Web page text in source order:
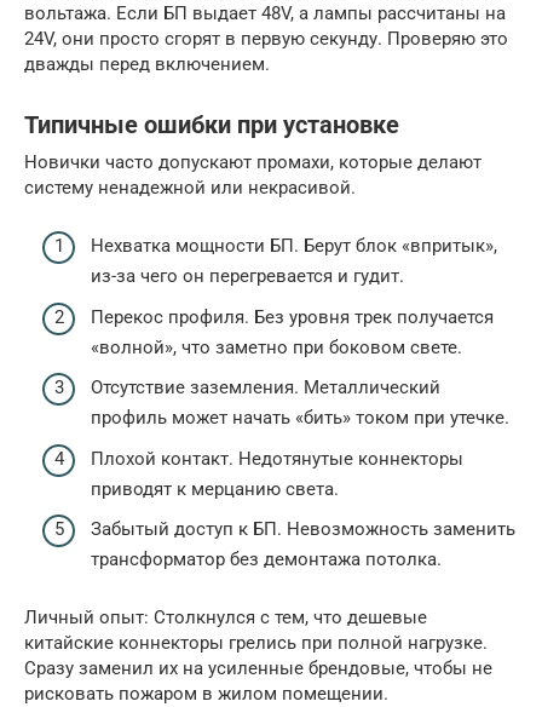
вольтажа. Если БП выдает 48V, а лампы рассчитаны на
24V, они просто сгорят в первую секунду. Проверяю это
дважды перед включением.
Типичные ошибки при установке
Новички часто допускают промахи, которые делают
систему ненадежной или некрасивой.
Нехватка мощности БП. Берут блок «впритык»,
из-за чего он перегревается и гудит.
Перекос профиля. Без уровня трек получается
«волной», что заметно при боковом свете.
Отсутствие заземления. Металлический
профиль может начать «бить» током при утечке.
Плохой контакт. Недотянутые коннекторы
приводят к мерцанию света.
Забытый доступ к БП. Невозможность заменить
трансформатор без демонтажа потолка.
Личный опыт: Столкнулся с тем, что дешевые
китайские коннекторы грелись при полной нагрузке.
Сразу заменил их на усиленные брендовые, чтобы не
рисковать пожаром в жилом помещении.